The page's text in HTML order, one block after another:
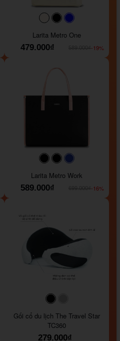
#faf0e6#000000
Larita Metro One
479.000₫
-19%
#000000#000000
Larita Metro Work
589.000₫
-16%
Gối cổ du lịch The Travel Star
TC360
279.000₫